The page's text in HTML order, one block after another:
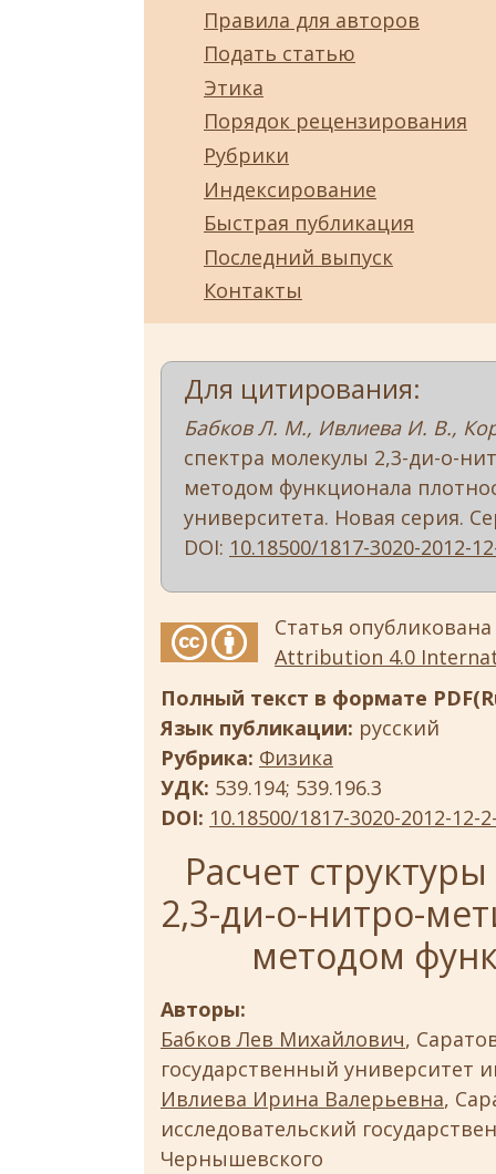
Правила для авторов
Подать статью
Этика
Порядок рецензирования
Рубрики
Индексирование
Быстрая публикация
Последний выпуск
Контакты
Для цитирования:
Бабков Л. М., Ивлиева И. В.,
спектра молекулы 2,3-ди-о-
методом функционала
университета. Новая серия.
DOI: 10.18500/1817-3020-2012-
Статья
Attribution 4.0
Полный текст в формате
Язык публикации: русский
Рубрика: Физика
УДК: 539.194; 539.196.3
DOI: 10.18500/1817-3020-2012-12-
Расчет
2,3-ди-о-нитро-
методом
Авторы:
Бабков Лев Михайлович,
государственный университет
Ивлиева Ирина Валерьевна,
исследовательский
Чернышевского